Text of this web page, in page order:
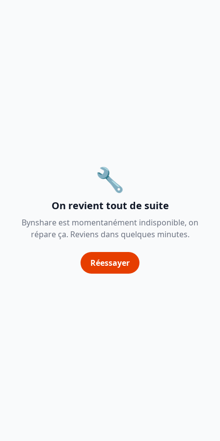
🔧
On revient tout de suite
Bynshare est momentanément indisponible, on
répare ça. Reviens dans quelques minutes.
Réessayer